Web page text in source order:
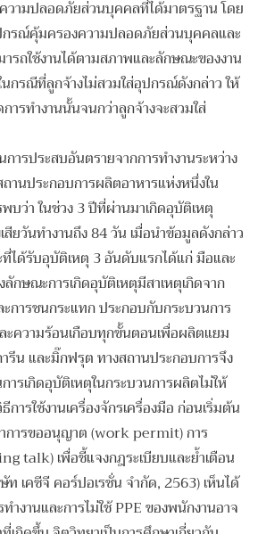
ามปลอดภัยส่วนบุคคลที่ได้มาตรฐาน โดย
รณ์คุ้มครองความปลอดภัยส่วนบุคคลและ
รถใช้งานได้ตามสภาพและลักษณะของงาน
นกรณีที่ลูกจ้างไม่สวมใส่อุปกรณ์ดังกล่าว ให้
ารทํางานนั้นจนกว่าลูกจ้างจะสวมใส่
การประสบอันตรายจากการทำงานระหว่าง
านประกอบการผลิตอาหารแห่งหนึ่งใน
บว่า ในช่วง 3 ปีที่ผ่านมาเกิดอุบัติเหตุ
ยวันทำงานถึง 84 วัน เมื่อนำข้อมูลดังกล่าว
ที่ได้รับอุบัติเหตุ 3 อันดับแรกได้แก่ มือและ
กษณะการเกิดอุบัติเหตุมีสาเหตุเกิดจาก
การชนกระแทก ประกอบกับกระบวนการ
ะความร้อนเกือบทุกขั้นตอนเพื่อผลิตแยม
รีน และมิ๊กฟรุต ทางสถานประกอบการจึง
รเกิดอุบัติเหตุในกระบวนการผลิตไม่ให้
การใช้งานเครื่องจักรเครื่องมือ ก่อนเริ่มต้น
การขออนุญาต (work permit) การ
talk) เพื่อชี้แจงกฎระเบียบและย้ำเตือน
เคซีจี คอร์ปอเรชั่น จำกัด, 2563) เห็นได้
ำงานและการไม่ใช้ PPE ของพนักงานอาจ